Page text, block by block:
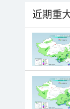
近期重